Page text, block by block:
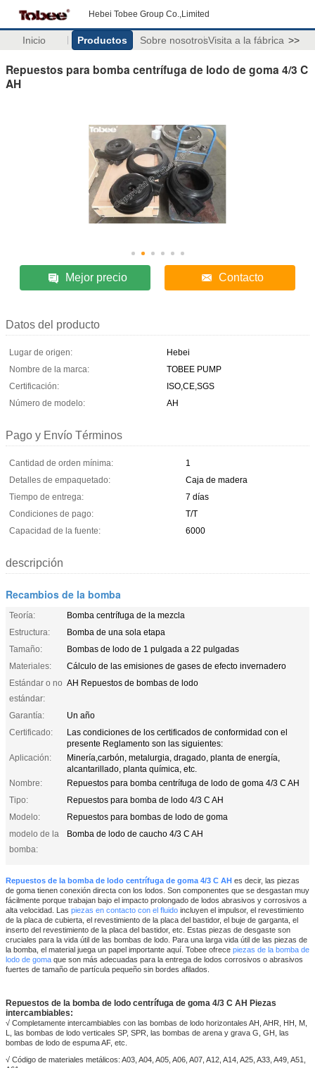
Hebei Tobee Group Co.,Limited
Inicio Productos Sobre nosotrosVisita a la fábrica >>
Repuestos para bomba centrífuga de lodo de goma 4/3 C
AH
Mejor precio Contacto
Datos del producto
Lugar de origen:
Hebei
Nombre de la marca:
TOBEE PUMP
Certificación:
ISO,CE,SGS
Número de modelo:
AH
Pago y Envío Términos
Cantidad de orden mínima:
1
Detalles de empaquetado:
Caja de madera
Tiempo de entrega:
7 días
Condiciones de pago:
T/T
Capacidad de la fuente:
6000
descripción
Recambios de la bomba
Teoría:
Bomba centrífuga de la mezcla
Estructura:
Bomba de una sola etapa
Tamaño:
Bombas de lodo de 1 pulgada a 22 pulgadas
Materiales:
Cálculo de las emisiones de gases de efecto invernadero
Estándar o no
estándar:
AH Repuestos de bombas de lodo
Garantía:
Un año
Certificado:
Las condiciones de los certificados de conformidad con el
presente Reglamento son las siguientes:
Aplicación:
Minería,carbón, metalurgia, dragado, planta de energía,
alcantarillado, planta química, etc.
Nombre:
Repuestos para bomba centrífuga de lodo de goma 4/3 C AH
Tipo:
Repuestos para bomba de lodo 4/3 C AH
Modelo:
Repuestos para bombas de lodo de goma
modelo de la
bomba:
Bomba de lodo de caucho 4/3 C AH
Repuestos de la bomba de lodo centrífuga de goma 4/3 C AH es decir, las piezas
de goma tienen conexión directa con los lodos. Son componentes que se desgastan muy
fácilmente porque trabajan bajo el impacto prolongado de lodos abrasivos y corrosivos a
alta velocidad. Las piezas en contacto con el fluido incluyen el impulsor, el revestimiento
de la placa de cubierta, el revestimiento de la placa del bastidor, el buje de garganta, el
inserto del revestimiento de la placa del bastidor, etc. Estas piezas de desgaste son
cruciales para la vida útil de las bombas de lodo. Para una larga vida útil de las piezas de
la bomba, el material juega un papel importante aquí. Tobee ofrece piezas de la bomba de
lodo de goma que son más adecuadas para la entrega de lodos corrosivos o abrasivos
fuertes de tamaño de partícula pequeño sin bordes afilados.
Repuestos de la bomba de lodo centrífuga de goma 4/3 C AH Piezas
intercambiables:
√ Completamente intercambiables con las bombas de lodo horizontales AH, AHR, HH, M,
L, las bombas de lodo verticales SP, SPR, las bombas de arena y grava G, GH, las
bombas de lodo de espuma AF, etc.
√ Código de materiales metálicos: A03, A04, A05, A06, A07, A12, A14, A25, A33, A49, A51,